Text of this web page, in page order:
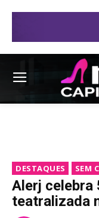
DESTAQUES SEM
Alerj celebra
teatralizada